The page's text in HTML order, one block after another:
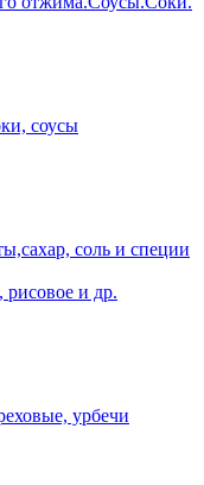
соусы
соль и специи
рисовое и др.
урбечи